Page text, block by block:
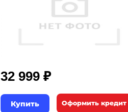
32 999 ₽
Купить Оформить кредит